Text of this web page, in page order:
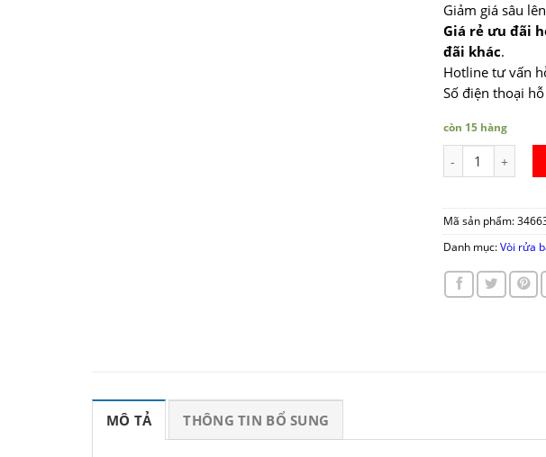
Giảm giá sâu
Giá rẻ ưu đãi
đãi khác.
Hotline tư vấn
Số điện thoại
còn 15 hàng
Vòi rửa chén bát
Mã sản phẩm:
Danh mục: Vòi rửa
MÔ TẢ THÔNG TIN BỔ SUNG